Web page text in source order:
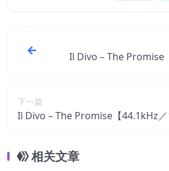
Il Divo – The Promise
下一篇
Il Divo – The Promise【44.1kHz
相关文章